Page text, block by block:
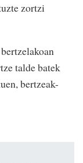
zortzi
talde batek
bertzeak-